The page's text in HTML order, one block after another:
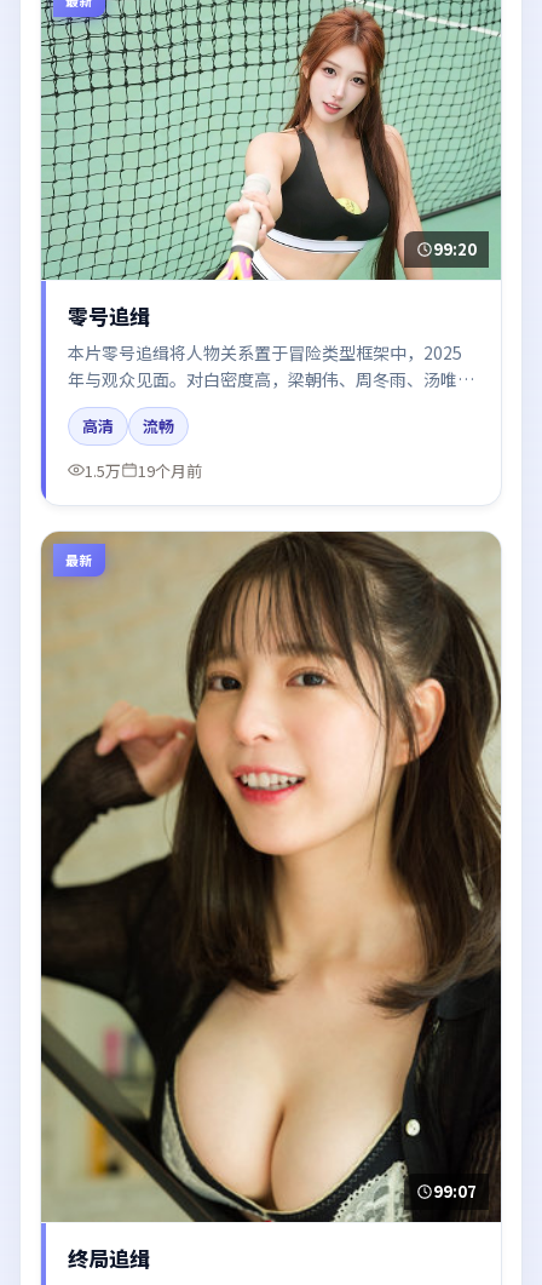
99:20
零号追缉
本片零号追缉将人物关系置于冒险类型框架中，2025
年与观众见面。对白密度高，梁朝伟、周冬雨、汤唯、
雷佳音、胡歌的台词节奏值得关注；整体气质偏法国都
市与冷色调摄影。
高清
流畅
1.5万
19个月前
最新
99:07
终局追缉